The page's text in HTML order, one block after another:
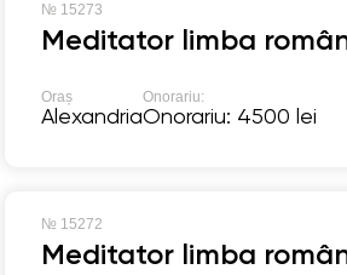
№ 15273
Meditator limba
Oraș
Alexandria
Onorariu:
Onorariu: 4500 lei
№ 15272
Meditator limba